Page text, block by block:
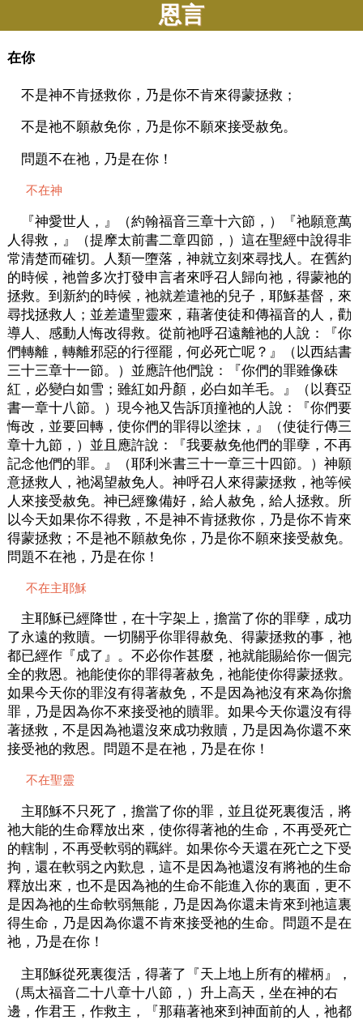
恩言
在你
不是神不肯拯救你，乃是你不肯來得蒙拯救；
不是祂不願赦免你，乃是你不願來接受赦免。
問題不在祂，乃是在你！
不在神
『神愛世人，』（約翰福音三章十六節，）『祂願意萬
人得救，』（提摩太前書二章四節，）這在聖經中說得非
常清楚而確切。人類一墮落，神就立刻來尋找人。在舊約
的時候，祂曾多次打發申言者來呼召人歸向祂，得蒙祂的
拯救。到新約的時候，祂就差遣祂的兒子，耶穌基督，來
尋找拯救人；並差遣聖靈來，藉著使徒和傳福音的人，勸
導人、感動人悔改得救。從前祂呼召遠離祂的人說：『你
們轉離，轉離邪惡的行徑罷，何必死亡呢？』（以西結書
三十三章十一節。）並應許他們說：『你們的罪雖像硃
紅，必變白如雪；雖紅如丹顏，必白如羊毛。』（以賽亞
書一章十八節。）現今祂又告訴頂撞祂的人說：『你們要
悔改，並要回轉，使你們的罪得以塗抹，』（使徒行傳三
章十九節，）並且應許說：『我要赦免他們的罪孽，不再
記念他們的罪。』（耶利米書三十一章三十四節。）神願
意拯救人，祂渴望赦免人。神呼召人來得蒙拯救，祂等候
人來接受赦免。神已經豫備好，給人赦免，給人拯救。所
以今天如果你不得救，不是神不肯拯救你，乃是你不肯來
得蒙拯救；不是祂不願赦免你，乃是你不願來接受赦免。
問題不在祂，乃是在你！
不在主耶穌
主耶穌已經降世，在十字架上，擔當了你的罪孽，成功
了永遠的救贖。一切關乎你罪得赦免、得蒙拯救的事，祂
都已經作『成了』。不必你作甚麼，祂就能賜給你一個完
全的救恩。祂能使你的罪得著赦免，祂能使你得蒙拯救。
如果今天你的罪沒有得著赦免，不是因為祂沒有來為你擔
罪，乃是因為你不來接受祂的贖罪。如果今天你還沒有得
著拯救，不是因為祂還沒來成功救贖，乃是因為你還不來
接受祂的救恩。問題不是在祂，乃是在你！
不在聖靈
主耶穌不只死了，擔當了你的罪，並且從死裏復活，將
祂大能的生命釋放出來，使你得著祂的生命，不再受死亡
的轄制，不再受軟弱的羈絆。如果你今天還在死亡之下受
拘，還在軟弱之內歎息，這不是因為祂還沒有將祂的生命
釋放出來，也不是因為祂的生命不能進入你的裏面，更不
是因為祂的生命軟弱無能，乃是因為你還未肯來到祂這裏
得生命，乃是因為你還不肯來接受祂的生命。問題不是在
祂，乃是在你！
主耶穌從死裏復活，得著了『天上地上所有的權柄』，
（馬太福音二十八章十八節，）升上高天，坐在神的右
邊，作君王，作救主，『那藉著祂來到神面前的人，祂都